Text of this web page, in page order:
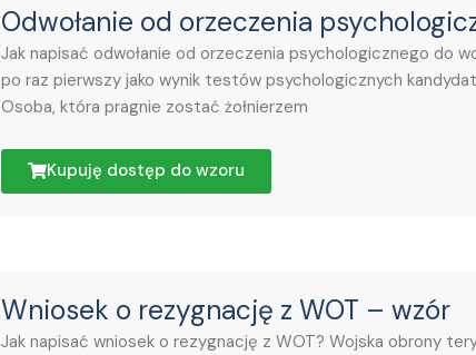
Odwołanie od orzeczenia
Jak napisać odwołanie od orzeczenia psychologicznego do
po raz pierwszy jako wynik testów psychologicznych
Osoba, która pragnie zostać żołnierzem
Kupuję dostęp do wzoru
Wniosek o rezygnację z WOT – wzór
Jak napisać wniosek o rezygnację z WOT? Wojska obrony